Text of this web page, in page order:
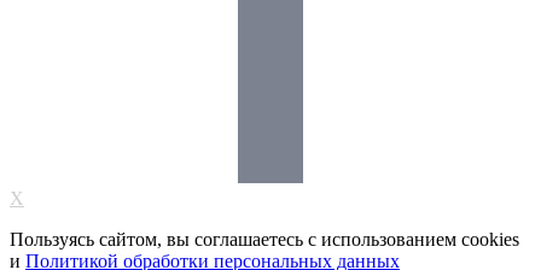
X
Пользуясь сайтом, вы соглашаетесь с использованием cookies
и Политикой обработки персональных данных